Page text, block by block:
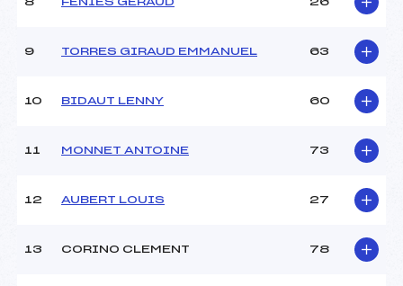
Ouvreurs C :
BOUSQUET MAX (AU)
BEAU
10H54
PRIVAT RICHARD (AU)
Ouvreurs B :
COHADON MANON (AU)
8 FENIES GERAUD 26
9 TORRES GIRAUD EMMANUEL 63
10 BIDAUT LENNY 60
11 MONNET ANTOINE 73
12 AUBERT LOUIS 27
13 CORINO CLEMENT 78